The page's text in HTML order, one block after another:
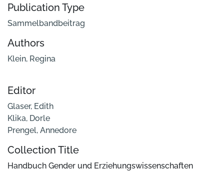
Publication Type
Sammelbandbeitrag
Authors
Klein, Regina
Editor
Glaser, Edith
Klika, Dorle
Prengel, Annedore
Collection Title
Handbuch Gender und Erziehungswissenschaften